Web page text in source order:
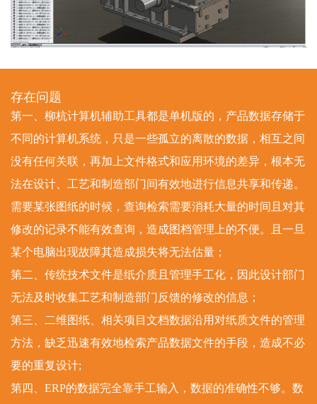
存在问题
第一、柳杭计算机辅助工具都是单机版的，产品数据存储于
不同的计算机系统，只是一些孤立的离散的数据，相互之间
没有任何关联，再加上文件格式和应用环境的差异，根本无
法在设计、工艺和制造部门间有效地进行信息共享和传递。
需要某张图纸的时候，查询检索需要消耗大量的时间且对其
修改的记录不能有效查询，造成图档管理上的不便。且一旦
某个电脑出现故障其造成损失将无法估量；
第二、传统技术文件是纸介质且管理手工化，因此设计部门
无法及时收集工艺和制造部门反馈的修改的信息；
第三、二维图纸、相关项目文档数据沿用对纸质文件的管理
方法，缺乏迅速有效地检索产品数据文件的手段，造成不必
要的重复设计;
第四、ERP的数据完全靠手工输入，数据的准确性不够。数